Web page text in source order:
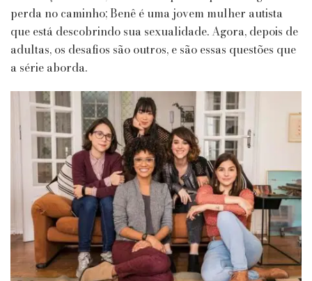
perda no caminho; Benê é uma jovem mulher autista
que está descobrindo sua sexualidade. Agora, depois de
adultas, os desafios são outros, e são essas questões que
a série aborda.